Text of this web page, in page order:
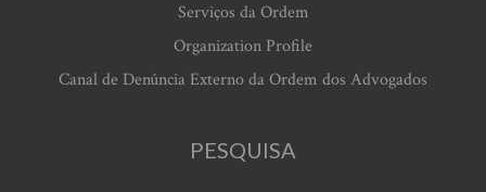
Serviços da Ordem
Organization Profile
Canal de Denúncia Externo da Ordem dos Advogados
PESQUISA